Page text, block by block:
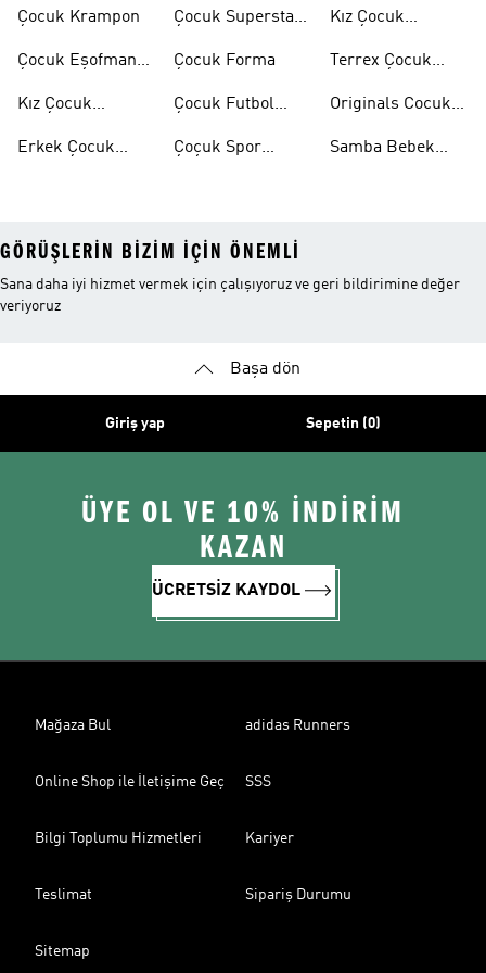
Çocuk Krampon
Çocuk Eşofman
Kız Çocuk
Erkek Çocuk
Çocuk Superstar
Çocuk Forma
Çocuk Futbol
Çoçuk Spor
Kız Çocuk
Terrex Çocuk
Originals Cocuk
Samba Bebek
GÖRÜŞLERIN BIZIM IÇIN ÖNEMLI
Sana daha iyi hizmet vermek için çalışıyoruz ve geri bildirimine değer
veriyoruz
Başa dön
Giriş yap Sepetin (0)
ÜYE OL VE 10% İNDİRİM
KAZAN
ÜCRETSİZ KAYDOL
Mağaza Bul adidas Runners
Online Shop ile İletişime Geç SSS
Bilgi Toplumu Hizmetleri Kariyer
Teslimat Sipariş Durumu
Sitemap